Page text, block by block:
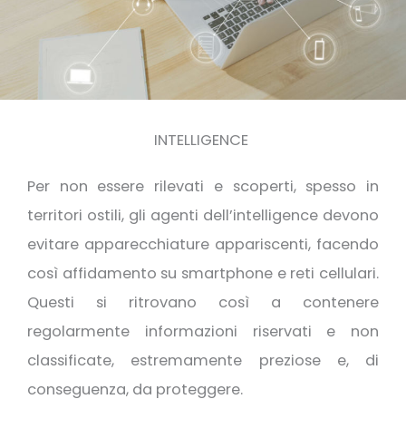
INTELLIGENCE
Per non essere rilevati e scoperti, spesso in
territori ostili, gli agenti dell’intelligence devono
evitare apparecchiature appariscenti, facendo
così affidamento su smartphone e reti cellulari.
Questi si ritrovano così a contenere
regolarmente informazioni riservati e non
classificate, estremamente preziose e, di
conseguenza, da proteggere.